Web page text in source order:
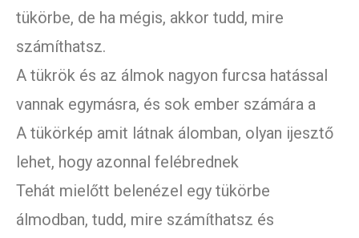
tükörbe, de ha mégis, akkor tudd, mire
számíthatsz.
A tükrök és az álmok nagyon furcsa hatással
vannak egymásra, és sok ember számára a
A tükörkép amit látnak álomban, olyan ijesztő
lehet, hogy azonnal felébrednek
Tehát mielőtt belenézel egy tükörbe
álmodban, tudd, mire számíthatsz és